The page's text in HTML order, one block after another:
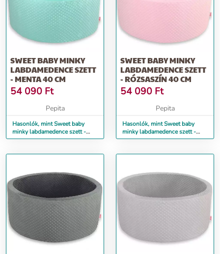
SWEET BABY MINKY
LABDAMEDENCE SZETT
- MENTA 40 CM
54 090 Ft
Pepita
Hasonlók, mint Sweet baby
minky labdamedence szett -
menta 40 cm
SWEET BABY MINKY
LABDAMEDENCE SZETT
- RÓZSASZÍN 40 CM
54 090 Ft
Pepita
Hasonlók, mint Sweet baby
minky labdamedence szett -
rózsaszín 40 cm